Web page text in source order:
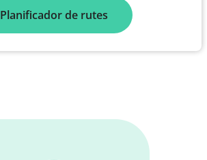
Planificador de rutes